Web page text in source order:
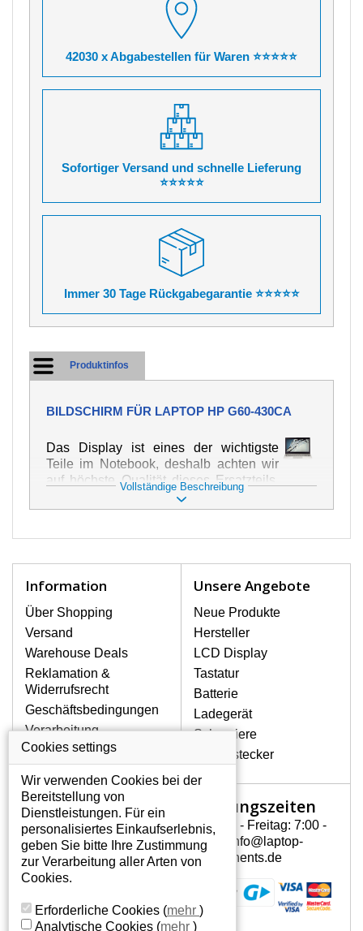
42030 x Abgabestellen für Waren ⭐⭐⭐⭐⭐
Sofortiger Versand und schnelle Lieferung
⭐⭐⭐⭐⭐
Immer 30 Tage Rückgabegarantie ⭐⭐⭐⭐⭐
Produktinfos
BILDSCHIRM FÜR LAPTOP HP G60-430CA
Das Display ist eines der wichtigste
Teile im Notebook, deshalb achten wir
auf höchste Qualität dieses Ersatzteils.
Er dient zur Darstellung von Texten und
Bildern in verschiedener Form. Zu
Notebook höchst vorsichtig umzugehen.
gehören mechanische Schäden, z. B.
ein geborstenes Display oder Risse.
Ferner senkrechte Streifen, das Display
ist ungleichmäßig hell.
LCD DISPLAYS HP G60-430CA
VON HÖCHSTER QUALITÄT!
Auf Lager halten wir nur
Originaldisplays, die die hohe
Qualitätsklasse A+ erfüllen, also ohne
mangelhafte Pixel, und zwar über die
gesamte Garantiezeit. Zum Beispiel
von den globalen Herstellern AUO,
Chi-Mei, Toshiba, Hannstar,
Chunghwa, Samsung, LG Phillips und
Sharp.
WIE KÖNNEN SIE FESTSTELLEN,
WELCHES DISPLAY SIE FÜR IHREN
Vollständige Beschreibung
Information
Über Shopping
Versand
Warehouse Deals
Reklamation &
Widerrufsrecht
Geschäftsbedingungen
Verarbeitung
personenbezogener
Daten
Über uns - Impressum
Unsere Angebote
Neue Produkte
Hersteller
LCD Display
Tastatur
Batterie
Ladegerät
Scharniere
Gerätestecker
Mein Konto
Mein Konto
Persönliche Daten
Addressen
Öffnungszeiten
Montag - Freitag: 7:00 -
15:30 info@laptop-
components.de
Cookies settings
Wir verwenden Cookies bei der
Bereitstellung von
Dienstleistungen. Für ein
personalisiertes Einkaufserlebnis,
geben Sie bitte Ihre Zustimmung
zur Verarbeitung aller Arten von
Cookies.
Erforderliche Cookies (mehr )
Analytische Cookies (mehr )